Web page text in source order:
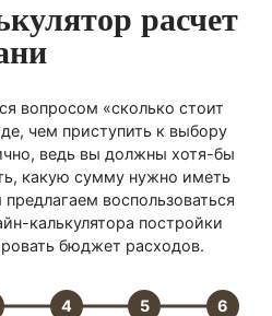
расчет
вопросом «сколько стоит
чем приступить к выбору
ведь вы должны хотя-бы
какую сумму нужно иметь
воспользоваться
калькулятора постройки
бюджет расходов.
4 5 6